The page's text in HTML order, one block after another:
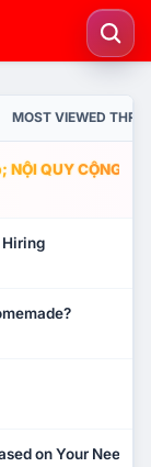
MOST VIEWED
NỘI QUY CỘNG
Hiring
on Your Needs